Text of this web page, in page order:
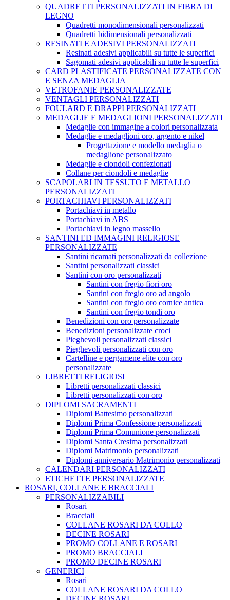
QUADRETTI PERSONALIZZATI IN FIBRA DI
LEGNO
Quadretti monodimensionali personalizzati
Quadretti bidimensionali personalizzati
RESINATI E ADESIVI PERSONALIZZATI
Resinati adesivi applicabili su tutte le superfici
Sagomati adesivi applicabili su tutte le superfici
CARD PLASTIFICATE PERSONALIZZATE CON
E SENZA MEDAGLIA
VETROFANIE PERSONALIZZATE
VENTAGLI PERSONALIZZATI
FOULARD E DRAPPI PERSONALIZZATI
MEDAGLIE E MEDAGLIONI PERSONALIZZATI
Medaglie con immagine a colori personalizzata
Medaglie e medaglioni oro, argento e nikel
Progettazione e modello medaglia o
medaglione personalizzato
Medaglie e ciondoli confezionati
Collane per ciondoli e medaglie
SCAPOLARI IN TESSUTO E METALLO
PERSONALIZZATI
PORTACHIAVI PERSONALIZZATI
Portachiavi in metallo
Portachiavi in ABS
Portachiavi in legno massello
SANTINI ED IMMAGINI RELIGIOSE
PERSONALIZZATE
Santini ricamati personalizzati da collezione
Santini personalizzati classici
Santini con oro personalizzati
Santini con fregio fiori oro
Santini con fregio oro ad angolo
Santini con fregio oro cornice antica
Santini con fregio tondi oro
Benedizioni con oro personalizzate
Benedizioni personalizzate croci
Pieghevoli personalizzati classici
Pieghevoli personalizzati con oro
Cartelline e pergamene elite con oro
personalizzate
LIBRETTI RELIGIOSI
Libretti personalizzati classici
Libretti personalizzati con oro
DIPLOMI SACRAMENTI
Diplomi Battesimo personalizzati
Diplomi Prima Confessione personalizzati
Diplomi Prima Comunione personalizzati
Diplomi Santa Cresima personalizzati
Diplomi Matrimonio personalizzati
Diplomi anniversario Matrimonio personalizzati
CALENDARI PERSONALIZZATI
ETICHETTE PERSONALIZZATE
ROSARI, COLLANE E BRACCIALI
PERSONALIZZABILI
Rosari
Bracciali
COLLANE ROSARI DA COLLO
DECINE ROSARI
PROMO COLLANE E ROSARI
PROMO BRACCIALI
PROMO DECINE ROSARI
GENERICI
Rosari
COLLANE ROSARI DA COLLO